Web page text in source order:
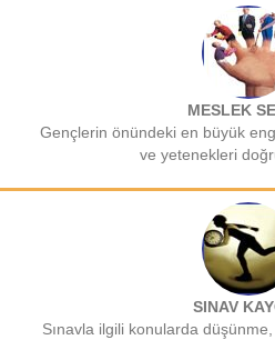
MESLEK
Gençlerin önündeki en büyük
ve yetenekleri
SINAV
Sınavla ilgili konularda